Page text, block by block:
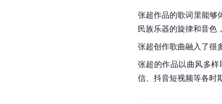
张超作品的歌词里能够
民族乐器的旋律和音色
张超创作歌曲融入了很
张超的作品以曲风多样
信、 抖音短视频等各时